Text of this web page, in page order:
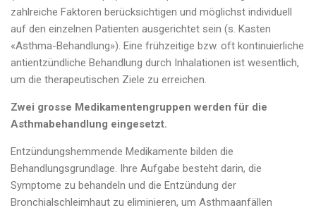
zahlreiche Faktoren berücksichtigen und möglichst individuell
auf den einzelnen Patienten ausgerichtet sein (s. Kasten
«Asthma-Behandlung»). Eine frühzeitige bzw. oft kontinuierliche
antientzündliche Behandlung durch Inhalationen ist wesentlich,
um die therapeutischen Ziele zu erreichen.
Zwei grosse Medikamentengruppen werden für die
Asthmabehandlung eingesetzt.
Entzündungshemmende Medikamente bilden die
Behandlungsgrundlage. Ihre Aufgabe besteht darin, die
Symptome zu behandeln und die Entzündung der
Bronchialschleimhaut zu eliminieren, um Asthmaanfällen